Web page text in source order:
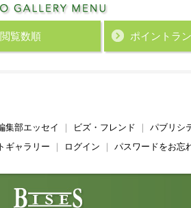
閲覧数順 ポイント ラ
集部エッセイ ビズ・フレンド
パブリシ
ギャラリー ログイン パスワードをお忘